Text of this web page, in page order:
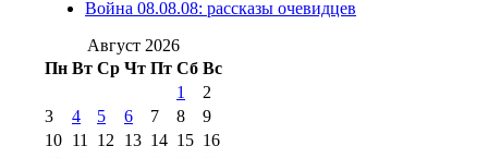
2017 г(9)
№99 4 августа
2016 г(12) №99 8 июля 2014 г
августа 2012 г(11)
августа 2013 г
(12)
Война 08.08.08: рассказы очевидцев
Август 2026
Пн Вт Ср Чт Пт Сб Вс
1
2
3
4 5 6 7 8
9
10 11 12 13 14 15 16